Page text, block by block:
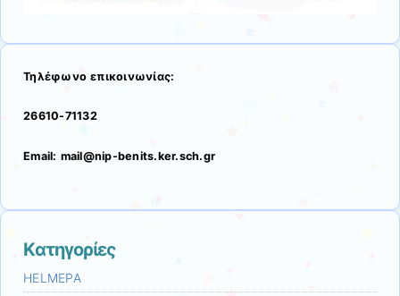
Τηλέφωνο επικοινωνίας:
26610-71132
Email: mail@nip-benits.ker.sch.gr
Kατηγορίες
HELMEPA